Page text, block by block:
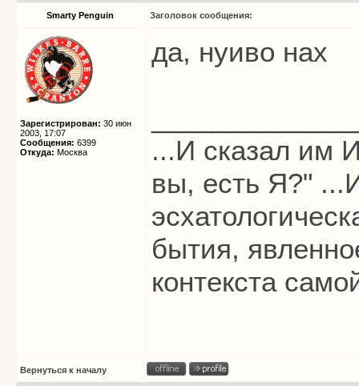
Smarty Penguin Заголовок сообщения:
Зарегистрирован: 30 июн
2003, 17:07
Сообщения: 6399
Откуда: Москва
да, нуиво нах
...И сказал им
вы, есть Я?"
бытия,
контекста
Вернуться к началу